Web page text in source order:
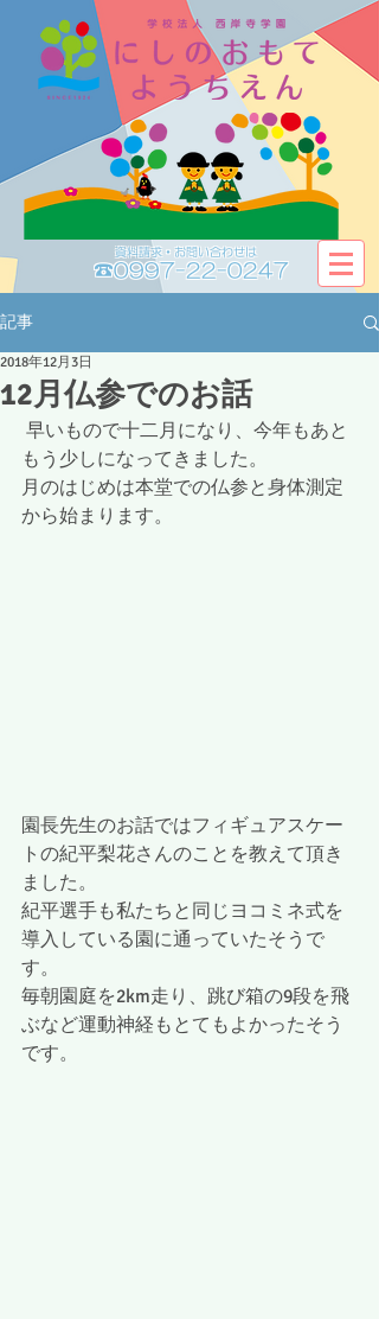
資料請求・お問い合わせは​​
☎0997-22-0247
記事
12月仏参でのお話
2018年12月3日
もう少しになってきました。
月のはじめは本堂での仏参と身体測定
から始まります。
園長先生のお話ではフィギュアスケー
トの紀平梨花さんのことを教えて頂き
ました。
紀平選手も私たちと同じヨコミネ式を
導入している園に通っていたそうで
す。
毎朝園庭を2km走り、跳び箱の9段を飛
ぶなど運動神経もとてもよかったそう
です。